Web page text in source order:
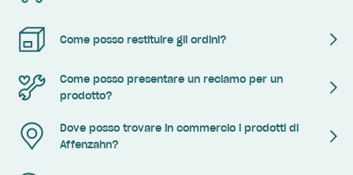
Come posso restituire gli ordini?
Come posso presentare un reclamo per un
prodotto?
Dove posso trovare in commercio i prodotti di
Affenzahn?